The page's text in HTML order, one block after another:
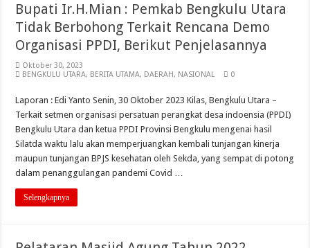
Bupati Ir.H.Mian : Pemkab Bengkulu Utara
Tidak Berbohong Terkait Rencana Demo
Organisasi PPDI, Berikut Penjelasannya
Oktober 30, 2023
BENGKULU UTARA, BERITA UTAMA, DAERAH, NASIONAL 0
Laporan : Edi Yanto Senin, 30 Oktober 2023 Kilas, Bengkulu Utara –
Terkait setmen organisasi persatuan perangkat desa indoensia (PPDI)
Bengkulu Utara dan ketua PPDI Provinsi Bengkulu mengenai hasil
Silatda waktu lalu akan memperjuangkan kembali tunjangan kinerja
maupun tunjangan BPJS kesehatan oleh Sekda, yang sempat di potong
dalam penanggulangan pandemi Covid …
Selengkapnya